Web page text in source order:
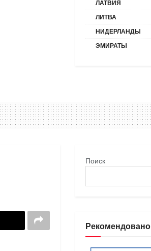
ЛАТВИЯ
ЛИТВА
НИДЕРЛАНДЫ
ЭМИРАТЫ
Поиск
Рекомендовано